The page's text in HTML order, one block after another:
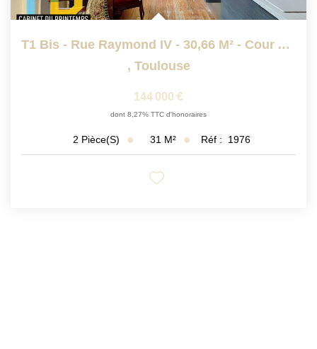
T1 Bis - Rue Raymond IV - 30,66 M² - Cour Arborée -...
, Toulouse
144 000 €
dont 8,27% TTC d'honoraires
2 Pièce(s) 31 M² Réf : 1976